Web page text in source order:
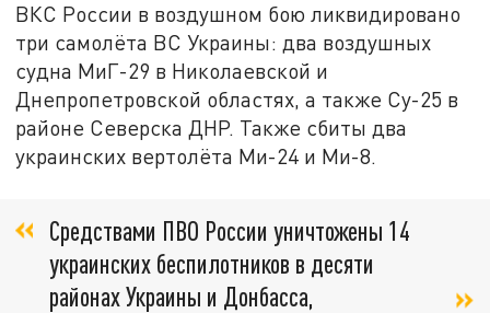
ВКС России в воздушном бою ликвидировано
три самолёта ВС Украины: два воздушных
судна МиГ-29 в Николаевской и
Днепропетровской областях, а также Су-25 в
районе Северска ДНР. Также сбиты два
украинских вертолёта Ми-24 и Ми-8.
Средствами ПВО России уничтожены 14
украинских беспилотников в десяти
районах Украины и Донбасса,